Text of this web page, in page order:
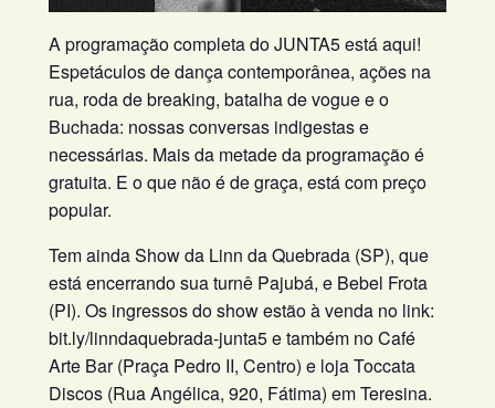
A programação completa do JUNTA5 está aqui!
Espetáculos de dança contemporânea, ações na
rua, roda de breaking, batalha de vogue e o
Buchada: nossas conversas indigestas e
necessárias. Mais da metade da programação é
gratuita. E o que não é de graça, está com preço
popular.
Tem ainda Show da Linn da Quebrada (SP), que
está encerrando sua turnê Pajubá, e Bebel Frota
(PI). Os ingressos do show estão à venda no link:
bit.ly/linndaquebrada-junta5 e também no Café
Arte Bar (Praça Pedro II, Centro) e loja Toccata
Discos (Rua Angélica, 920, Fátima) em Teresina.